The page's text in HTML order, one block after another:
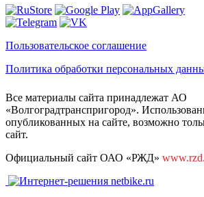
Пользовательское соглашение
Политика обработки персональных
Все материалы сайта принадлежат АО
«Волгоградтранспригород».
опубликованных на сайте, возможно
сайт.
Официальный сайт ОАО «РЖД»